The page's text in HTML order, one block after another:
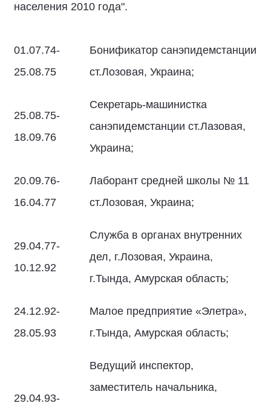
населения 2010 года".
01.07.74-
25.08.75
Бонификатор санэпидемстанции
ст.Лозовая, Украина;
25.08.75-
18.09.76
Секретарь-машинистка
санэпидемстанции ст.Лазовая,
Украина;
20.09.76-
16.04.77
Лаборант средней школы № 11
ст.Лозовая, Украина;
29.04.77-
10.12.92
Служба в органах внутренних
дел, г.Лозовая, Украина,
г.Тында, Амурская область;
24.12.92-
28.05.93
Малое предприятие «Элетра»,
г.Тында, Амурская область;
29.04.93-
Ведущий инспектор,
заместитель начальника,